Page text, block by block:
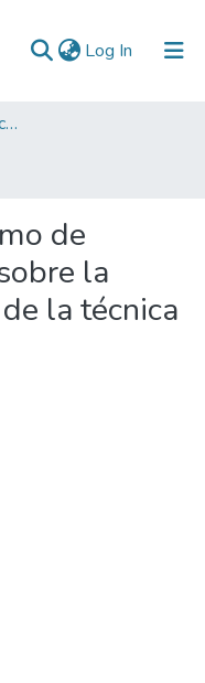
Log In (current)
Facultad de Actividad Física y Deporte
de
la
la técnica